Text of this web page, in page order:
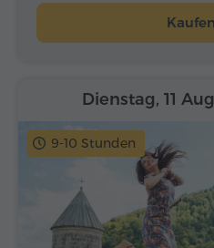
Kaufen
9-10 Stunden
Dienstag, 11